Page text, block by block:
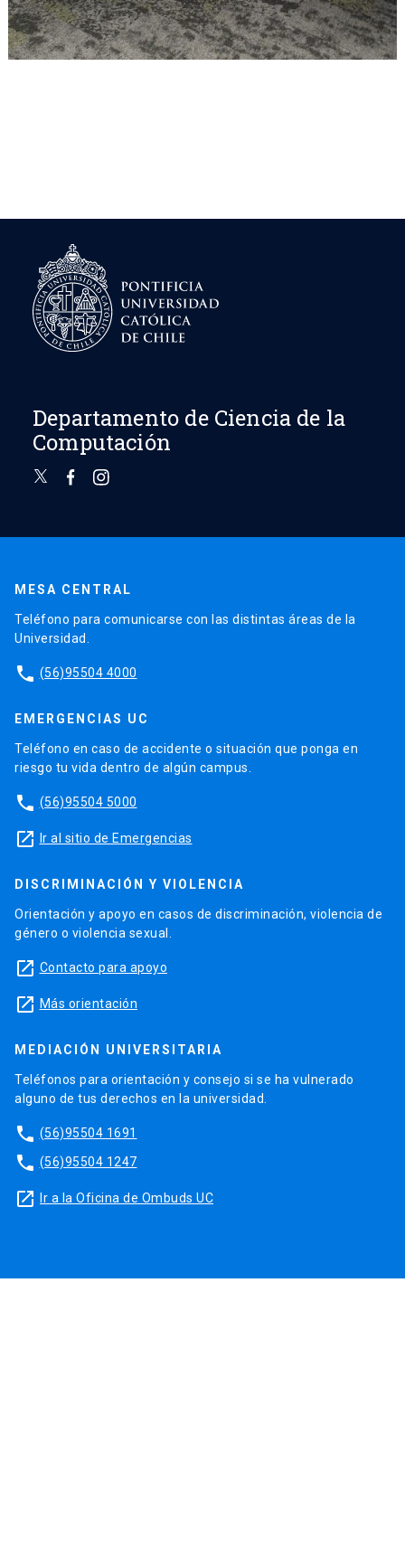
Departamento de Ciencia de la
Computación
MESA CENTRAL
Teléfono para comunicarse con las distintas áreas de la
Universidad.
phone (56)95504 4000
EMERGENCIAS UC
Teléfono en caso de accidente o situación que ponga en
riesgo tu vida dentro de algún campus.
phone (56)95504 5000
launch Ir al sitio de Emergencias
DISCRIMINACIÓN Y VIOLENCIA
Orientación y apoyo en casos de discriminación, violencia de
género o violencia sexual.
launch Contacto para apoyo
launch Más orientación
MEDIACIÓN UNIVERSITARIA
Teléfonos para orientación y consejo si se ha vulnerado
alguno de tus derechos en la universidad.
phone (56)95504 1691
phone (56)95504 1247
launch Ir a la Oficina de Ombuds UC